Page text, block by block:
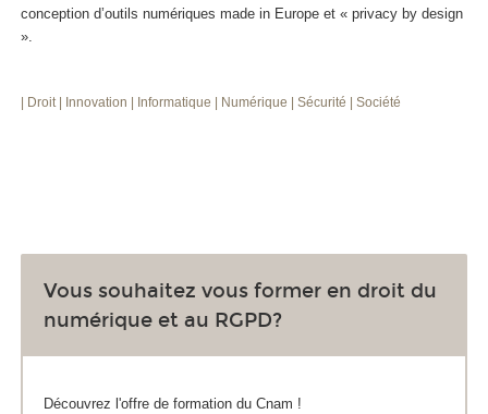
conception d’outils numériques made in Europe et « privacy by design
».
| Droit | Innovation | Informatique | Numérique | Sécurité | Société
Vous souhaitez vous former en droit du
numérique et au RGPD?
Découvrez l'offre de formation du Cnam !